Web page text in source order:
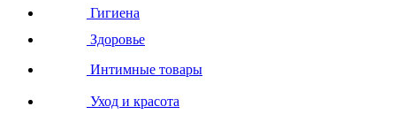
Гигиена
Здоровье
Интимные товары
Уход и красота